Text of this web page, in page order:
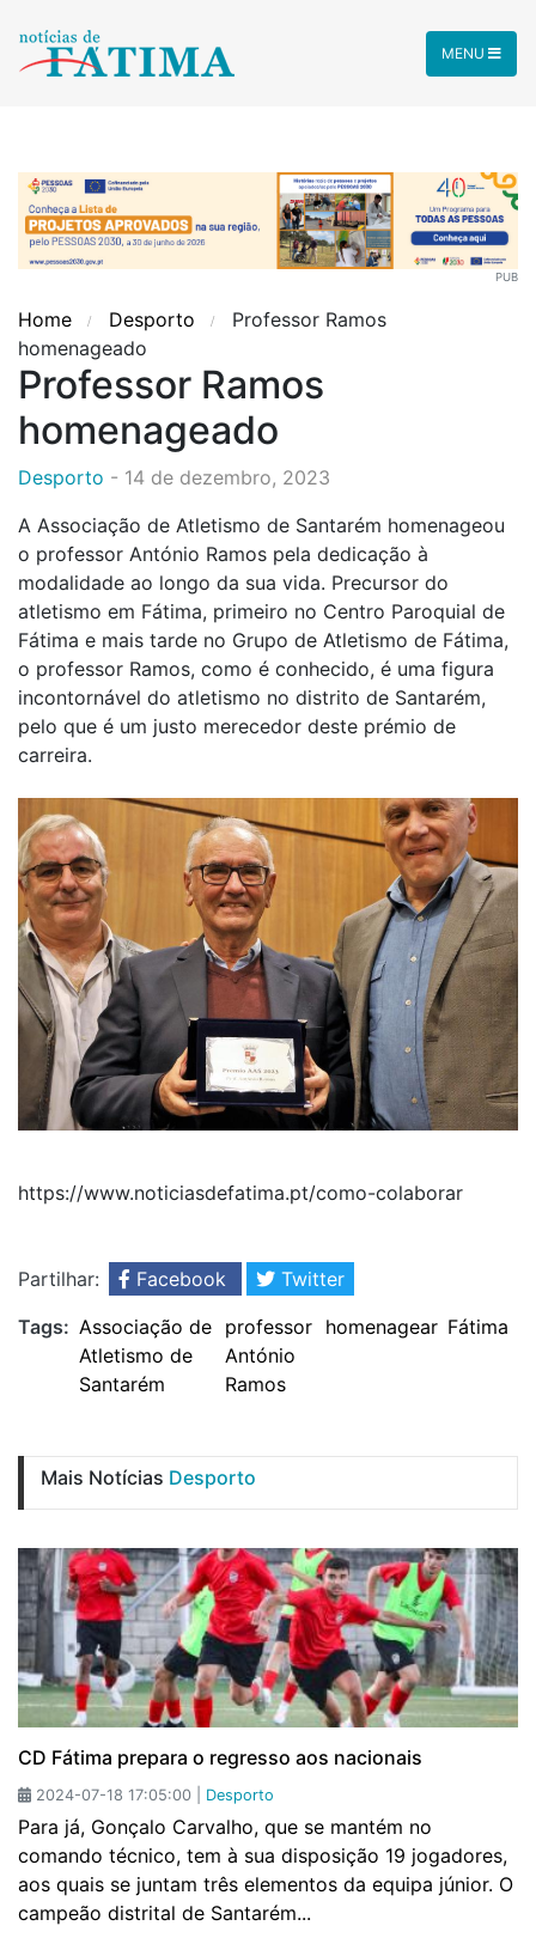
MENU
PUB
Home Desporto
Professor Ramos
homenageado
Professor Ramos
homenageado
Desporto - 14 de dezembro, 2023
A Associação de Atletismo de Santarém homenageou
o professor António Ramos pela dedicação à
modalidade ao longo da sua vida. Precursor do
atletismo em Fátima, primeiro no Centro Paroquial de
Fátima e mais tarde no Grupo de Atletismo de Fátima,
o professor Ramos, como é conhecido, é uma figura
incontornável do atletismo no distrito de Santarém,
pelo que é um justo merecedor deste prémio de
carreira.
https://www.noticiasdefatima.pt/como-colaborar
Partilhar: Facebook
Twitter
Tags: Associação de
Atletismo de
Santarém
professor
António
Ramos
homenagear Fátima
Mais Notícias Desporto
CD Fátima prepara o regresso aos nacionais
2024-07-18 17:05:00 | Desporto
Para já, Gonçalo Carvalho, que se mantém no
comando técnico, tem à sua disposição 19 jogadores,
aos quais se juntam três elementos da equipa júnior. O
campeão distrital de Santarém...